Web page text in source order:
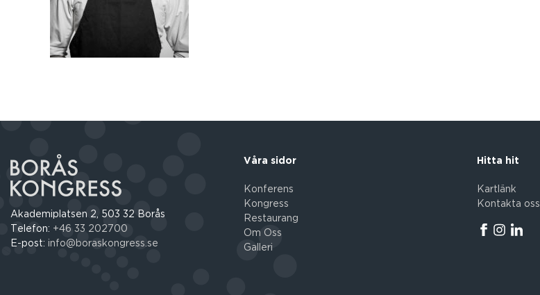
Akademiplatsen 2, 503 32 Borås
Telefon: +46 33 202700
E-post: info@boraskongress.se
Våra sidor
Konferens
Kongress
Restaurang
Om Oss
Galleri
Hitta hit
Kartlänk
Kontakta oss